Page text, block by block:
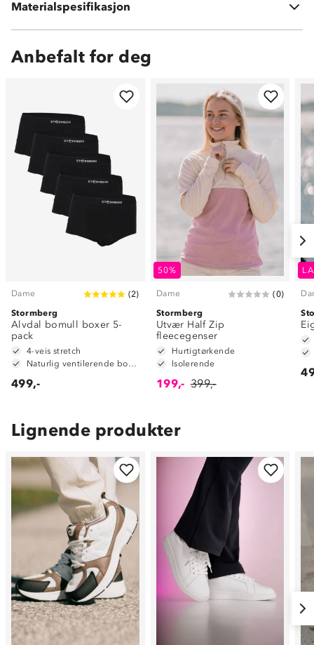
Materialspesifikasjon
Yttersåle: TPR
Anbefalt for deg
Dame (2)
Stormberg
Alvdal bomull boxer 5-
pack
4-veis stretch
499,-
50%
Dame (0)
Stormberg
Utvær Half Zip
fleecegenser
Hurtigtørkende
Isolerende
199,- 399,-
Lignende produkter